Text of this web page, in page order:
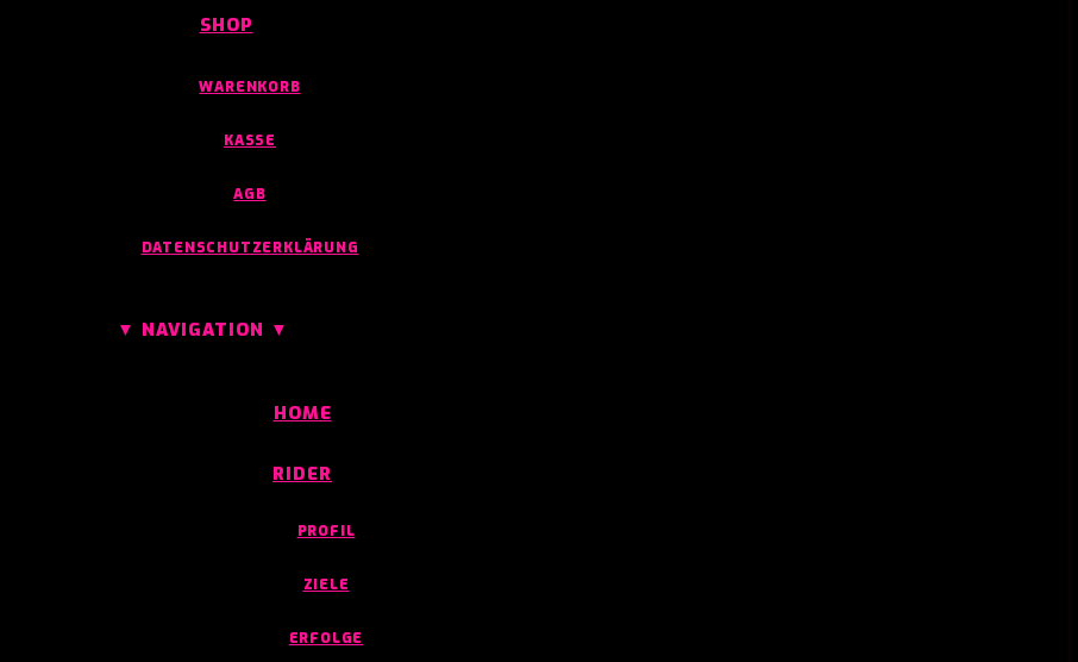
SHOP
WARENKORB
KASSE
AGB
DATENSCHUTZERKLÄRUNG
▼ NAVIGATION ▼
HOME
RIDER
PROFIL
ZIELE
ERFOLGE